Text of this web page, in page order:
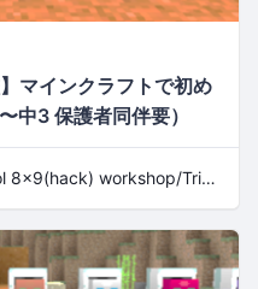
マインクラフトで初め
中3 保護者同伴要）
Kids Programming School 8x9(hack) workshop/Trial Lesson